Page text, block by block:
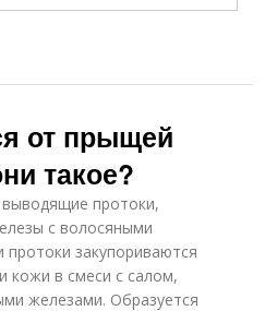
от прыщей
такое?
протоки,
с волосяными
закупориваются
кожи в смеси с салом,
железами. Образуется